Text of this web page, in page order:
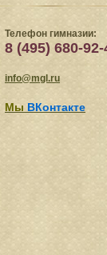
Телефон гимназии:
8 (495) 680-92-
info@mgl.ru
Мы ВКонтакте